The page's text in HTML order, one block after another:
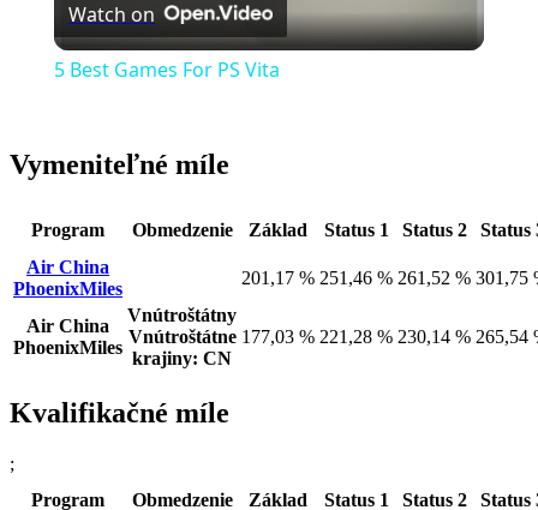
Video
Watch on
5 Best Games For PS Vita
Vymeniteľné míle
Program Obmedzenie Základ Status 1 Status 2
Status
Air China
PhoenixMiles
201,17 % 251,46 % 261,52 % 301,75
Air China
PhoenixMiles
Vnútroštátny
Vnútroštátne
krajiny: CN
177,03 % 221,28 % 230,14 % 265,54
Kvalifikačné míle
;
Program
Obmedzenie Základ Status 1 Status 2
Status